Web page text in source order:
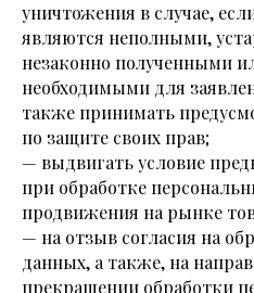
уничтожения в случае,
являются неполными,
незаконно полученными
необходимыми для
также принимать
по защите своих прав;
— выдвигать условие
при обработке
продвижения на рынке
— на отзыв согласия на
данных, а также, на
прекращении обработки